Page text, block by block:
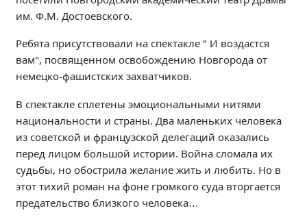
Независимая оценка качества
Профориентация
Обращения онлайн
Контакты
Учебно-производственный комплекс
Центр карьеры
Противодействие коррупции
Всероссийское чемпионатное движение
Региональная инновационная площадка
им. Ф.М. Достоевского.
Ребята присутствовали на спектакле " И воздастся
вам", посвященном освобождению Новгорода от
немецко-фашистских захватчиков.
В спектакле сплетены эмоциональными нитями
национальности и страны. Два маленьких человека
из советской и французской делегаций оказались
перед лицом большой истории. Война сломала их
судьбы, но обострила желание жить и любить. Но в
этот тихий роман на фоне громкого суда вторгается
предательство близкого человека…